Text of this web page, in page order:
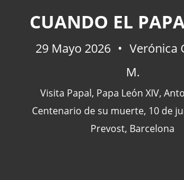
29 Mayo 2026
Verónica
M.
Visita Papal, Papa León XIV,
Centenario de su muerte, 10 de
Prevost, Barcelona
España
(77)
Barcelona(47)
Europa (47)
Venezuela(43)